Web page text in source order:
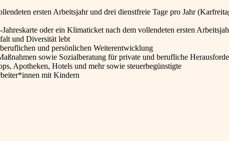
ersten Arbeitsjahr und drei dienstfreie Tage pro Jahr
oder ein Klimaticket nach dem vollendeten ersten
und Diversität lebt
und persönlichen Weiterentwicklung
sowie Sozialberatung für private und berufliche
Apotheken, Hotels und mehr sowie steuerbegünstigte
mit Kindern